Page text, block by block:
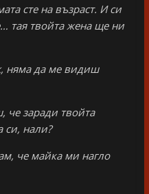
сте на възраст. И си
тая твойта жена ще ни
няма да ме видиш
че заради твойта
си, нали?
че майка ми нагло